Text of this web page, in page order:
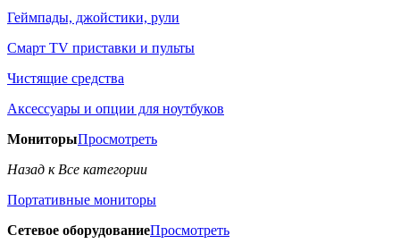
Геймпады, джойстики, рули
Смарт TV приставки и пульты
Чистящие средства
Аксессуары и опции для ноутбуков
МониторыПросмотреть
Назад к Все категории
Портативные мониторы
Сетевое оборудованиеПросмотреть